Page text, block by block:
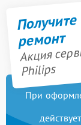
ремонт
Акция
Philips
При